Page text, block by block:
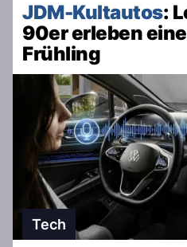
JDM-Kultautos:
90er erleben
Frühling
Tech